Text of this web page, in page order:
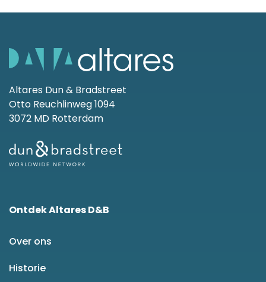
Altares Dun & Bradstreet
Otto Reuchlinweg 1094
3072 MD Rotterdam
Ontdek Altares D&B
Over ons
Historie